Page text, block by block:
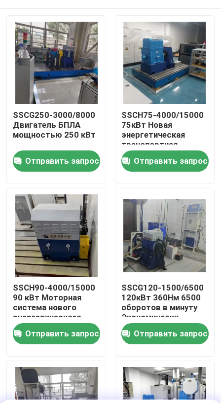
Домой
Экскурсия по заводу
Контроль качества
Свяжитесь с нами
Новости
Случаи
Силомер вращающего момента
Высокоскоростной силомер
SSCG250-3000/8000
Двигатель БПЛА
мощностью 250 кВт
Отправить запрос
SSCH75-4000/15000
75кВт Новая
энергетическая
транспортная
система силовой
установки
Отправить запрос
SSCH90-4000/15000
90 кВт Моторная
система нового
энергетического
транспортного
средства
Отправить запрос
SSCG120-1500/6500
120кВт 360Нм 6500
оборотов в минуту
Экономически
эффективная
бензиновая
испытательная
воздушным
охлаждением
Отправить запрос